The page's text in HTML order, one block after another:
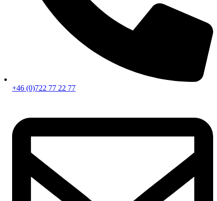
+46 (0)722 77 22 77